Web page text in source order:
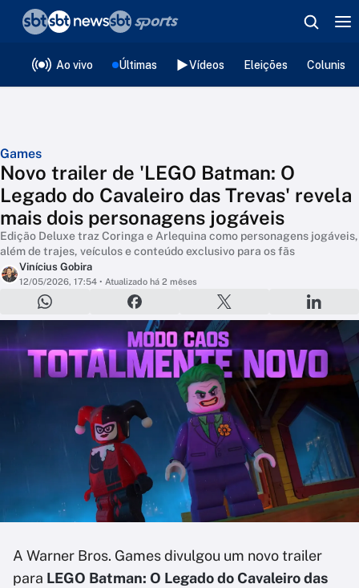
Ao vivo Últimas Vídeos Eleições
Games
Novo trailer de 'LEGO Batman: O
Legado do Cavaleiro das Trevas' revela
mais dois personagens jogáveis
Edição Deluxe traz Coringa e Arlequina como personagens jogáveis,
além de trajes, veículos e conteúdo exclusivo para os fãs
Vinícius Gobira
12/05/2026, 17:54 • Atualizado há 2 mêses
A Warner Bros. Games divulgou um novo trailer
para LEGO Batman: O Legado do Cavaleiro das
❮voltar
Editorias